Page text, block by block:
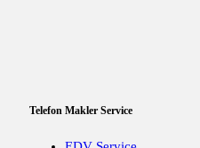
Telefon Makler Service